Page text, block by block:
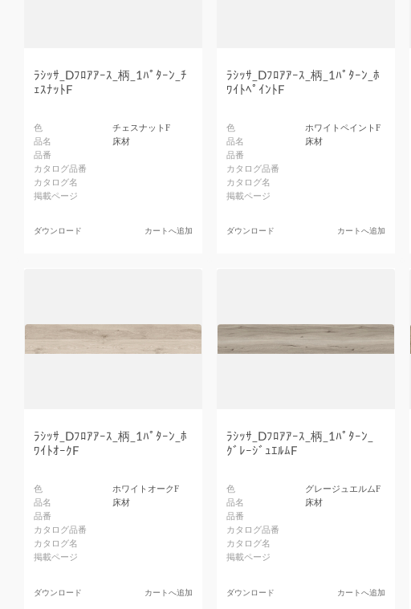
ﾗｼｯｻ_Dﾌﾛｱｱｰｽ_柄_1ﾊﾟﾀｰﾝ_ﾁ
ｪｽﾅｯﾄF
色
チェスナットF
品名
床材
品番
カタログ品番
カタログ名
掲載ページ
ダウンロード カートへ追加
ﾗｼｯｻ_Dﾌﾛｱｱｰｽ_柄_1ﾊﾟﾀｰﾝ_ﾎ
ﾜｲﾄﾍﾟｲﾝﾄF
色
ホワイトペイントF
品名
床材
品番
カタログ品番
カタログ名
掲載ページ
ダウンロード カートへ追加
ﾗｼｯｻ_Dﾌﾛｱｱｰｽ_柄_1ﾊﾟﾀｰﾝ_ﾎ
ﾜｲﾄｵｰｸF
色
ホワイトオークF
品名
床材
品番
カタログ品番
カタログ名
掲載ページ
ダウンロード カートへ追加
ﾗｼｯｻ_Dﾌﾛｱｱｰｽ_柄_1ﾊﾟﾀｰﾝ_
ｸﾞﾚｰｼﾞｭｴﾙﾑF
色
グレージュエルムF
品名
床材
品番
カタログ品番
カタログ名
掲載ページ
ダウンロード カートへ追加